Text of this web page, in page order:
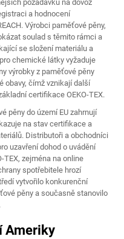
požadavků na dovoz
a hodnocení
Výrobci paměťové pěny,
soulad s těmito rámci a
se složení materiálu a
chemické látky vyžaduje
výrobky z paměťové pěny
obavy, čímž vznikají další
certifikace OEKO-TEX.
pěny do území EU zahrnují
na stav certifikace a
Distributoři a obchodníci
uzavření dohod o uvádění
TEX, zejména na online
spotřebitele hrozí
vytvořilo konkurenční
pěny a současně stanovilo
Ameriky